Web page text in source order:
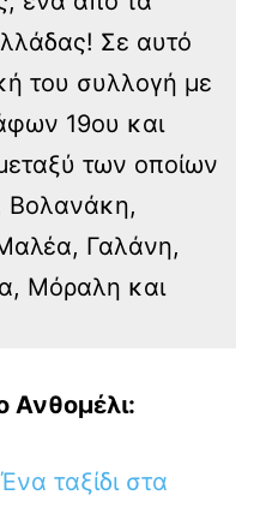
Σε αυτό
του συλλογή με
19ου και
των οποίων
Βολανάκη,
Γαλάνη,
Μόραλη και
Ανθομέλι:
ταξίδι στα